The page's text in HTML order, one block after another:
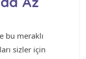
bu meraklı
sizler için